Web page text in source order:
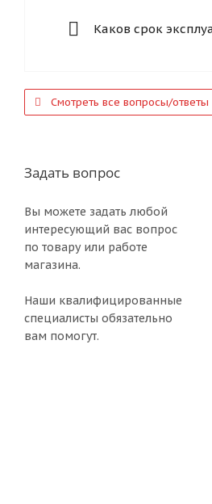
Каков срок
Смотреть все вопросы/ответы
Задать вопрос
Вы можете задать любой
интересующий вас вопрос
по товару или работе
магазина.
Наши квалифицированные
специалисты обязательно
вам помогут.